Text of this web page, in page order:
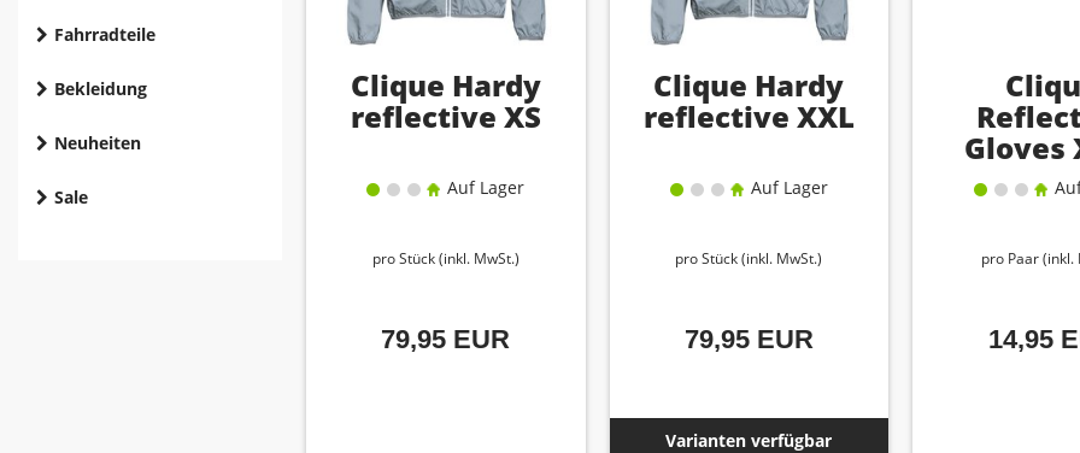
Fahrradteile
Bekleidung
Neuheiten
Sale
Clique Hardy
reflective XS
Auf Lager
pro Stück (inkl. MwSt.)
79,95 EUR
Clique Hardy
reflective XXL
Auf Lager
pro Stück (inkl. MwSt.)
79,95 EUR
Varianten verfügbar
Gloves
pro Paar (inkl.
14,95